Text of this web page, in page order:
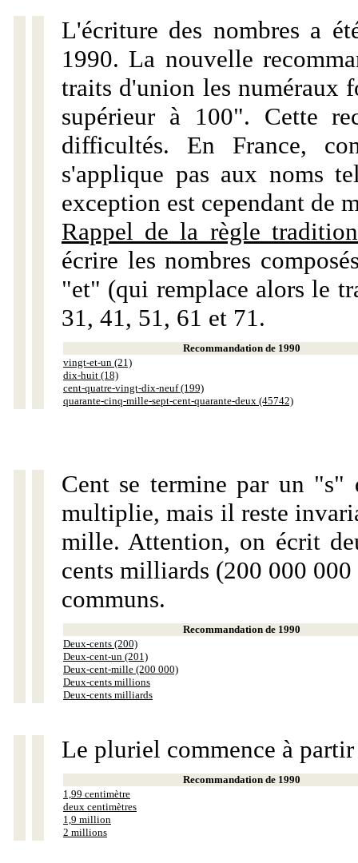
L'écriture des nombres a
1990. La nouvelle
traits d'union les numéraux
supérieur à 100". Cette
difficultés. En France,
s'applique pas aux noms
exception est cependant de
Rappel de la règle
écrire les nombres
"et" (qui remplace alors le
31, 41, 51, 61 et 71.
Recommandation de 1990
vingt-et-un (21)
dix-huit (18)
cent-quatre-vingt-dix-neuf (199)
quarante-cinq-mille-sept-cent-quarante-deux (45742)
Cent se termine par un "s"
multiplie, mais il reste
mille. Attention, on écrit
cents milliards (200 000
communs.
Recommandation de 1990
Deux-cents (200)
Deux-cent-un (201)
Deux-cent-mille (200 000)
Deux-cents millions
Deux-cents milliards
Le pluriel commence à
Recommandation de 1990
1,99 centimètre
deux centimètres
1,9 million
2 millions